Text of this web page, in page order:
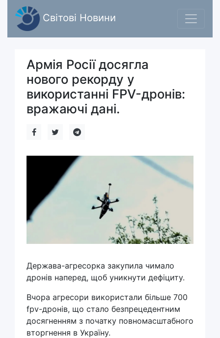
Світові Новини
Армія Росії досягла
нового рекорду у
використанні FPV-дронів:
вражаючі дані.
Держава-агресорка закупила чимало
дронів наперед, щоб уникнути дефіциту.
Вчора агресори використали більше 700
fpv-дронів, що стало безпрецедентним
досягненням з початку повномасштабного
вторгнення в Україну.